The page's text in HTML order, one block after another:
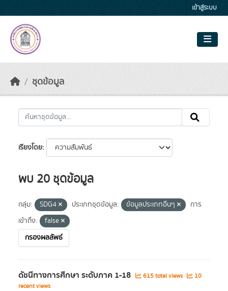
เข้าสู่ระบบ
ชุดข้อมูล
เรียงโดย
พบ 20 ชุดข้อมูล
กลุ่ม: SDG4 ประเภทชุดข้อมูล: ข้อมูลประเภทอื่นๆ
การ
เข้าถึง:
false
กรองผลลัพธ์
ดัชนีทางการศึกษา ระดับภาค 1-18 615 total views
10
recent views